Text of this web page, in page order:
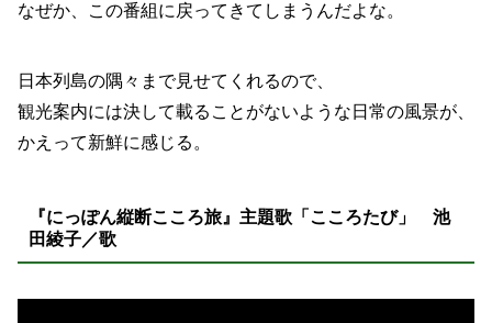
なぜか、この番組に戻ってきてしまうんだよな。
日本列島の隅々まで見せてくれるので、
観光案内には決して載ることがないような日常の風景が、
かえって新鮮に感じる。
『にっぽん縦断こころ旅』主題歌「こころたび」
池
田綾子／歌